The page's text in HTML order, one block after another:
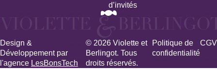
d’invités
Design &
Développement par
l'agence LesBonsTech
© 2026 Violette et
Berlingot. Tous
droits réservés.
Politique de
confidentialité
CGV